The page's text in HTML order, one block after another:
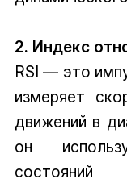
2. Индекс
RSI — это
измеряет
движений в
он